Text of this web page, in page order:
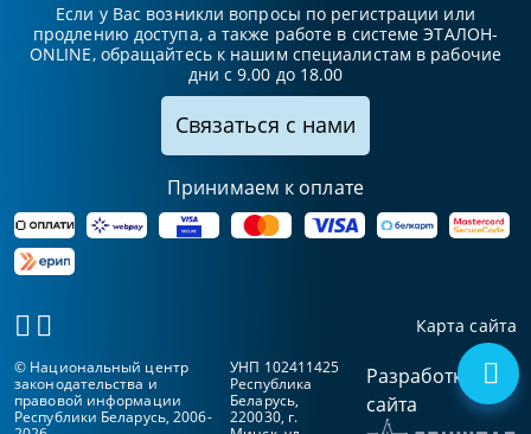
Если у Вас возникли вопросы по регистрации или
продлению доступа, а также работе в системе ЭТАЛОН-
ONLINE, обращайтесь к нашим специалистам в рабочие
дни с 9.00 до 18.00
Связаться с нами
Принимаем к оплате
Карта сайта
© Национальный центр
законодательства и
правовой информации
Республики Беларусь, 2006-
УНП 102411425
Республика
Беларусь,
220030, г.
Разработка
сайта